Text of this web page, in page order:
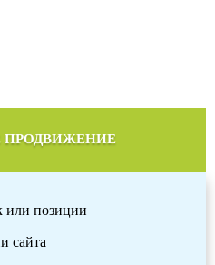
ПРОДВИЖЕНИЕ
или позиции
сайта